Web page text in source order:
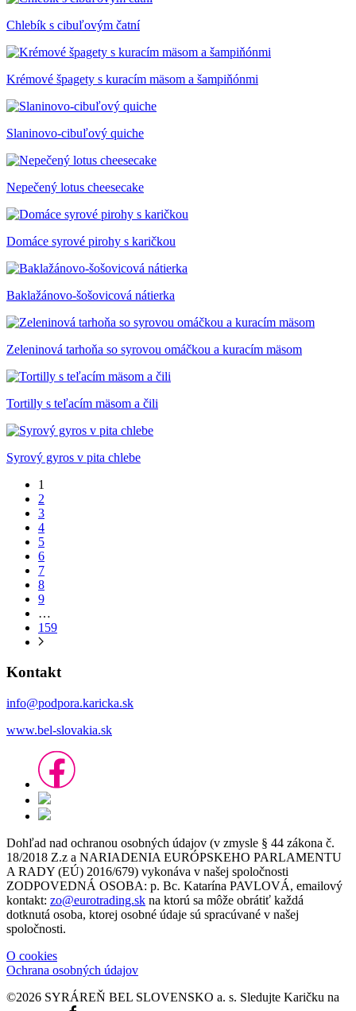
Chlebík s cibuľovým čatní
Krémové špagety s kuracím mäsom a šampiňónmi
Slaninovo-cibuľový quiche
Nepečený lotus cheesecake
Domáce syrové pirohy s karičkou
Baklažánovo-šošovicová nátierka
Zeleninová tarhoňa so syrovou omáčkou a kuracím mäsom
Tortilly s teľacím mäsom a čili
Syrový gyros v pita chlebe
1
2
3
4
5
6
7
8
9
…
159
Kontakt
info@podpora.karicka.sk
www.bel-slovakia.sk
Dohľad nad ochranou osobných údajov (v zmysle § 44 zákona č.
18/2018 Z.z a NARIADENIA EURÓPSKEHO PARLAMENTU
A RADY (EÚ) 2016/679) vykonáva v našej spoločnosti
ZODPOVEDNÁ OSOBA: p. Bc. Katarína PAVLOVÁ, emailový
kontakt: zo@eurotrading.sk na ktorú sa môže obrátiť každá
dotknutá osoba, ktorej osobné údaje sú spracúvané v našej
spoločnosti.
O cookies
Ochrana osobných údajov
©2026 SYRÁREŇ BEL SLOVENSKO a. s. Sledujte Karičku na